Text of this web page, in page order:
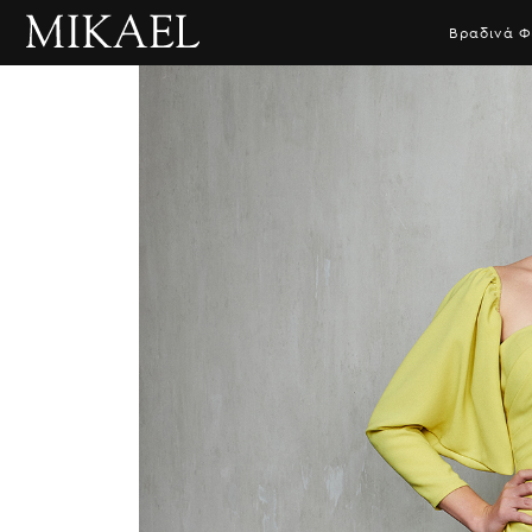
Βραδινά